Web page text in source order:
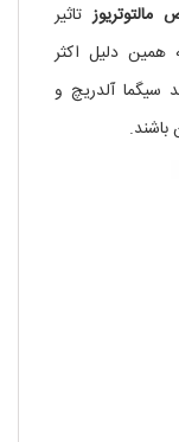
مالتوتریوزتاثیر
همین دلیل اکثر
سیگما آلدریچ و